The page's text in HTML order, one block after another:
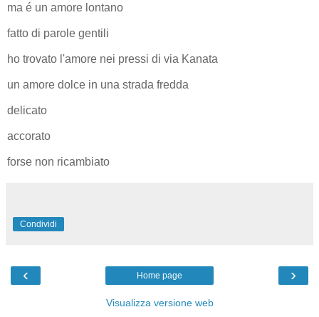
ma é un amore lontano
fatto di parole gentili
ho trovato l'amore nei pressi di via Kanata
un amore dolce in una strada fredda
delicato
accorato
forse non ricambiato
Condividi
‹ ›
Home page
Visualizza versione web